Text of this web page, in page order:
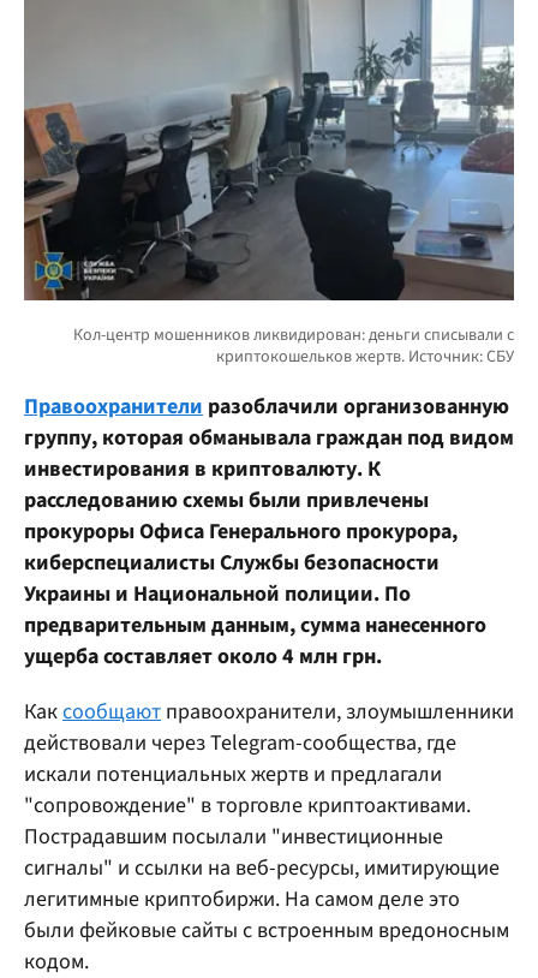
Правоохранители разоблачили организованную
группу, которая обманывала граждан под видом
инвестирования в криптовалюту. К
расследованию схемы были привлечены
прокуроры Офиса Генерального прокурора,
киберспециалисты Службы безопасности
Украины и Национальной полиции. По
предварительным данным, сумма нанесенного
ущерба составляет около 4 млн грн.
Каксообщают правоохранители, злоумышленники
действовали через Telegram-сообщества, где
искали потенциальных жертв и предлагали
"сопровождение" в торговле криптоактивами.
Пострадавшим посылали "инвестиционные
сигналы" и ссылки на веб-ресурсы, имитирующие
легитимные криптобиржи. На самом деле это
были фейковые сайты с встроенным вредоносным
кодом.